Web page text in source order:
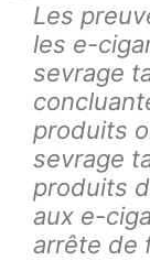
Les
les e-
sevrage
produits
sevrage
produits
aux e-
arrête de